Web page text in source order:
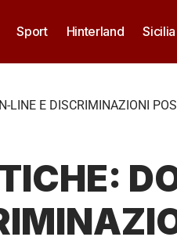
Sport Hinterland
LINE E DISCRIMINAZIONI